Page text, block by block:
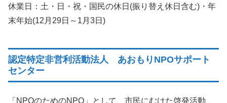
休業日：土・日・祝・国民の休日(振り替え休日含む)・年
末年始(12月29日～1月3日)
認定特定非営利活動法人 あおもりNPOサポート
センター
「NPOのためのNPO」として、市民にむけた啓発活動、